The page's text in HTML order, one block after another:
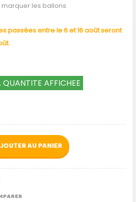
les ballons
passées entre le 6 et 16 août seront
AFFICHEE
AU PANIER